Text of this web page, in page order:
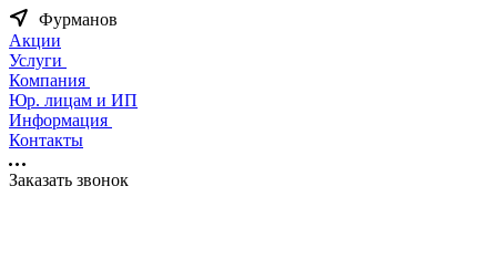
Фурманов
Акции
Услуги
Компания
Юр. лицам и ИП
Информация
Контакты
Заказать звонок